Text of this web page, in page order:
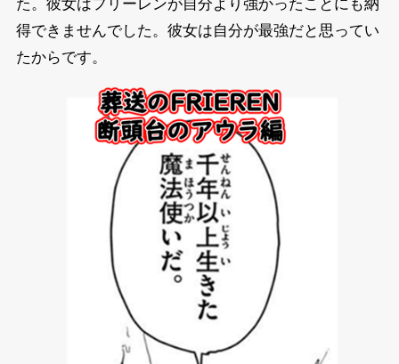
た。彼女はフリーレンが自分より強かったことにも納
得できませんでした。彼女は自分が最強だと思ってい
たからです。